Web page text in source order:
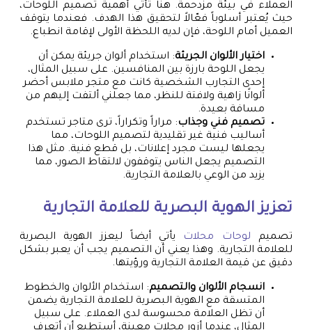
العملاء في بيئة مزدحمة. هنا تأتي أهمية تصميم اللوحات،
حيث يُعتبر أسلوباً فعّالاً لتحقيق هذا الهدف. فعندما يتوقف
العميل أمام اللوحة، فإن لديه اللحظة الأولى لإقامة انطباع.
اختيار الألوان الجريئة: استخدام ألوان جريئة يمكن أن
يجعل اللوحة بارزة بين المنافسين. على سبيل المثال،
إحدى التجارب الشخصية كانت مع متجر ملابس أحضر
ألوانًا زاهية ولافتة للنظر، مما جعلني ألتفت إليهم من
مسافة بعيدة.
تصميم فني وجذاب: مراراً وتكراراً، ترى متاجر تستخدم
أساليب فنية غير تقليدية لتصميم اللوحات، مما
يجعلها ليست مجرد إعلانات، بل قطع فنية. مثل هذا
التصميم يجعل الناس يتوقفون لالتقاط الصور، مما
يزيد من الوعي بالعلامة التجارية.
تعزيز الهوية البصرية للعلامة التجارية
تصميم لوحات محلات يأتي أيضاً ليعزز الهوية البصرية
للعلامة التجارية. وهذا يعني أن التصميم يجب أن يعبر بشكل
دقيق عن قيمة العلامة التجارية ورؤيتها.
انسجام الألوان والتصميم: استخدام الألوان والخطوط
المتسقة مع الهوية البصرية للعلامة التجارية يضمن
أن تظل العلامة محسوسة لدى العملاء. على سبيل